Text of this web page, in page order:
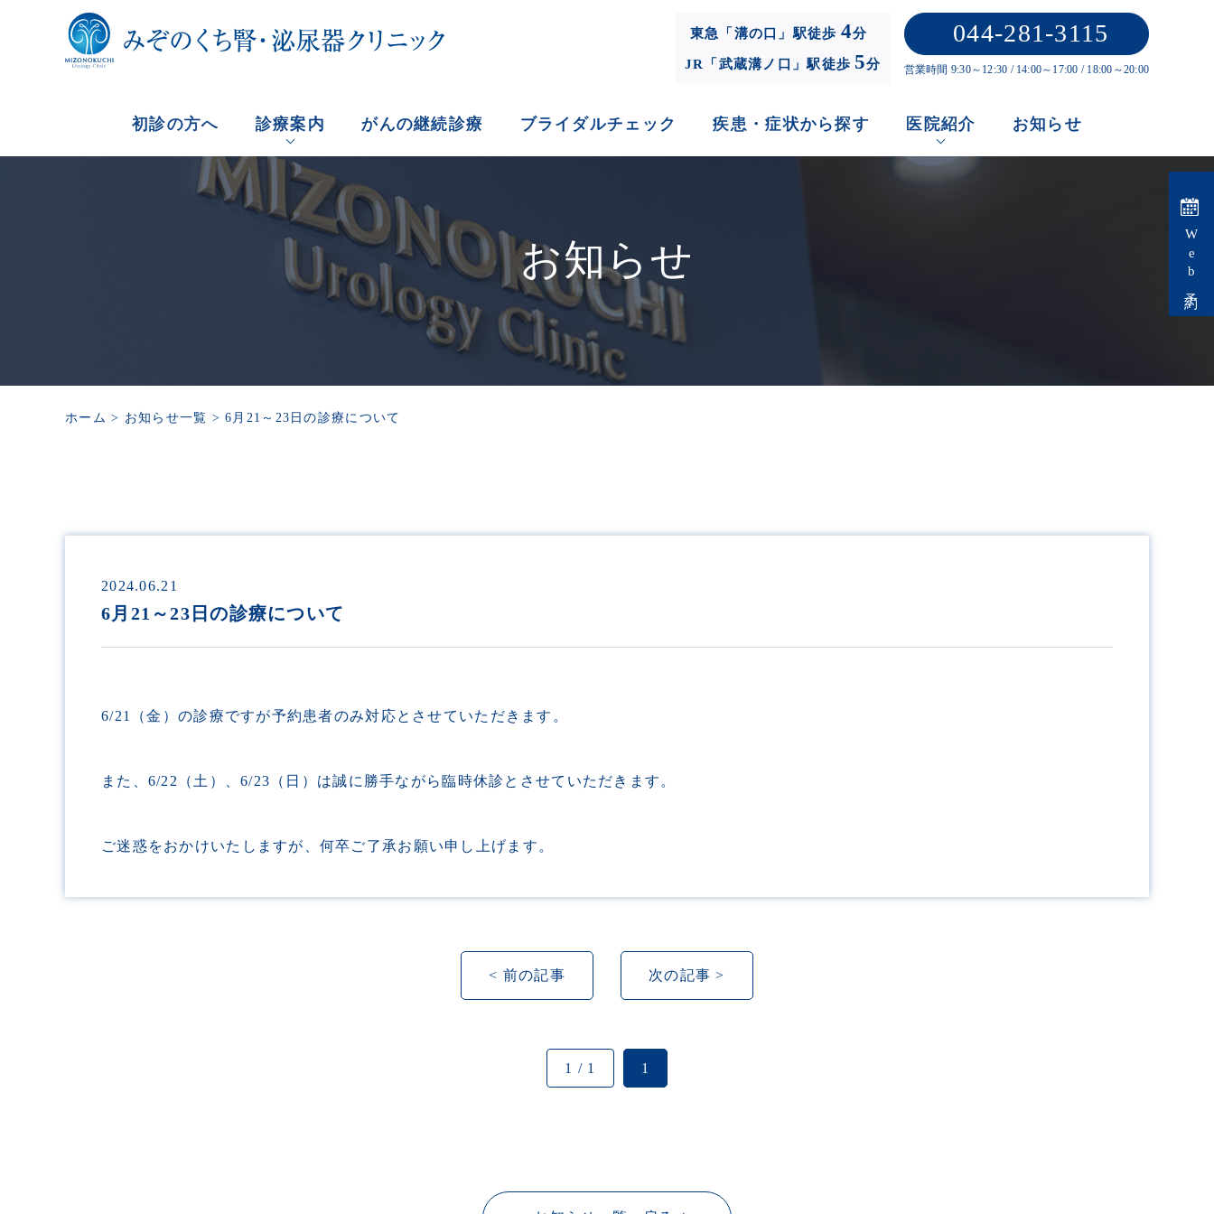
東急「溝の口」駅徒歩 4分
JR「武蔵溝ノ口」駅徒歩 5分
044-281-3115
営業時間 9:30～12:30 / 14:00～17:00 / 18:00～20:00
初診の方へ 診療案内 がんの継続診療 ブライダルチェック 疾患・症状から探す 医院紹介 お知らせ
お知らせ
ホーム > お知らせ一覧 >6月21～23日の診療について
2024.06.21
6月21～23日の診療について
6/21（金）の診療ですが予約患者のみ対応とさせていただきます。
また、6/22（土）、6/23（日）は誠に勝手ながら臨時休診とさせていただきます。
ご迷惑をおかけいたしますが、何卒ご了承お願い申し上げます。
< 前の記事 次の記事 >
1 / 1 1
Web予約